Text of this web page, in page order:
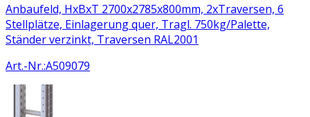
Anbaufeld, HxBxT 2700x2785x800mm, 2xTraversen, 6
Stellplätze, Einlagerung quer, Tragl. 750kg/Palette,
Ständer verzinkt, Traversen RAL2001
Art.-Nr.:A509079